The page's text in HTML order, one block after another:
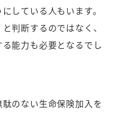
している人もいます。
判断するのではなく、
能力も必要となるでし
のない生命保険加入を